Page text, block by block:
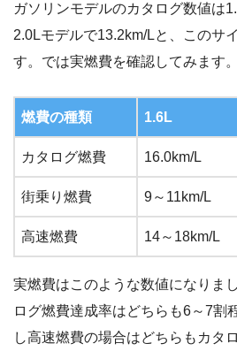
ガソリンモデルのカタログ数値は
2.0Lモデルで13.2km/Lと、このサ
す。では実燃費を確認してみます。
燃費の種類 1.6L
カタログ燃費 16.0km/L
街乗り燃費 9～11km/L
高速燃費 14～18km/L
実燃費はこのような数値になりま
ログ燃費達成率はどちらも6～7割
し高速燃費の場合はどちらもカタ